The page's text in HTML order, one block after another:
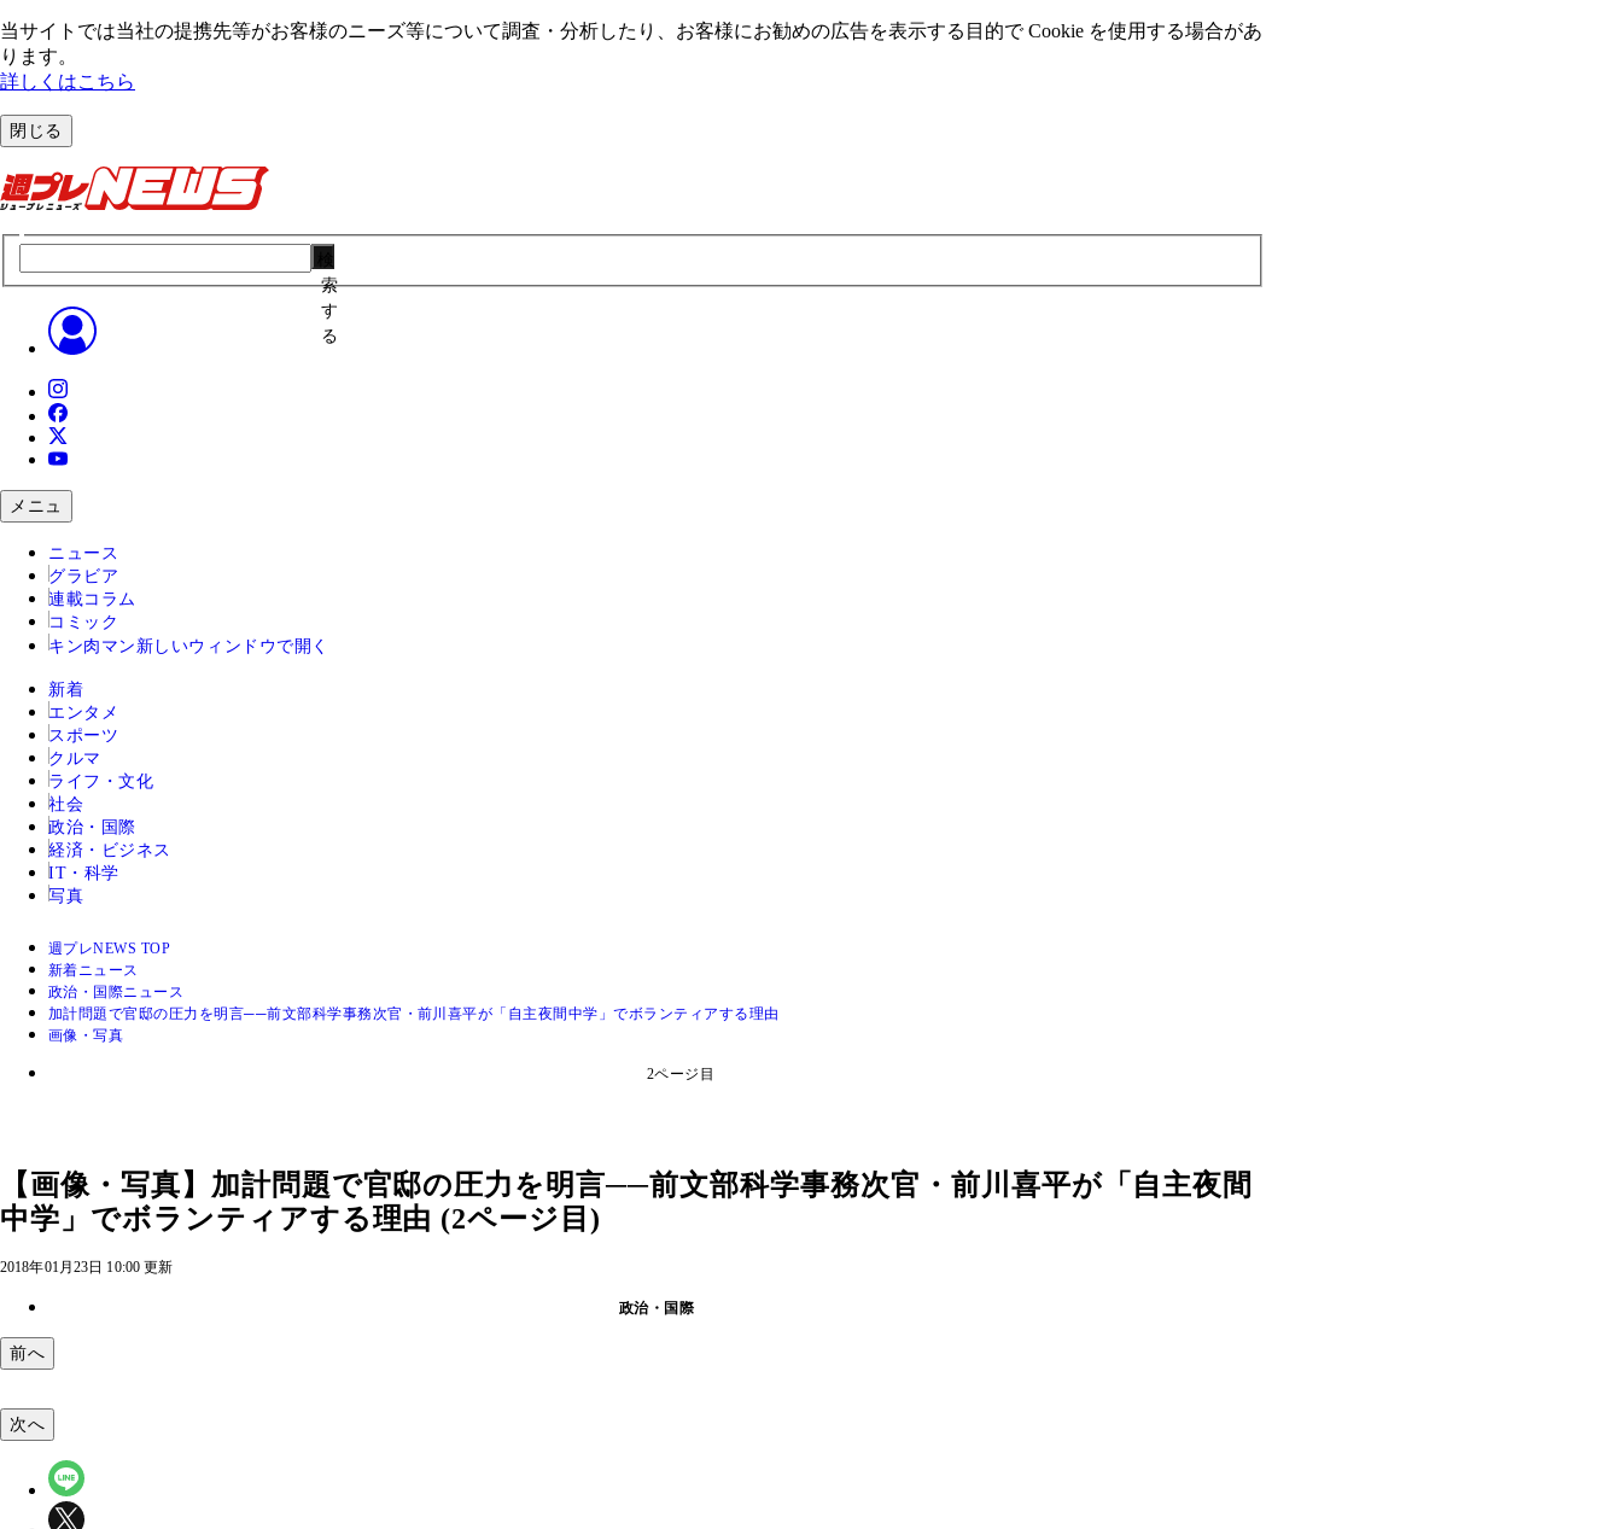
当サイトでは当社の提携先等がお客様のニーズ等について調査・分析したり、お客様にお勧めの広告を表⽰する⽬的で Cookie を使⽤する場合があ
ります。
詳しくはこちら
閉じる
索
す
る
メニュ
ニュース
グラビア
連載コラム
コミック
キン肉マン 新しいウィンドウで開く
新着
エンタメ
スポーツ
クルマ
ライフ・文化
社会
政治・国際
経済・ビジネス
IT・科学
写真
週プレNEWS TOP
新着ニュース
政治・国際ニュース
加計問題で官邸の圧力を明言──前文部科学事務次官・前川喜平が「自主夜間中学」でボランティアする理由
画像・写真
2ページ目
【画像・写真】加計問題で官邸の圧力を明言──前文部科学事務次官・前川喜平が「自主夜間
中学」でボランティアする理由 (2ページ目)
2018年01月23日 10:00 更新
政治・国際
前へ
次へ